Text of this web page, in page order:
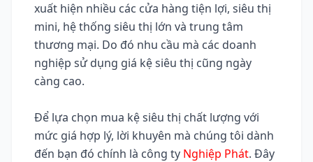
xuất hiện nhiều các cửa hàng tiện lợi, siêu thị
mini, hệ thống siêu thị lớn và trung tâm
thương mại. Do đó nhu cầu mà các doanh
nghiệp sử dụng giá kệ siêu thị cũng ngày
càng cao.
Để lựa chọn mua kệ siêu thị chất lượng với
mức giá hợp lý, lời khuyên mà chúng tôi dành
đến bạn đó chính là công ty Nghiệp Phát. Đây